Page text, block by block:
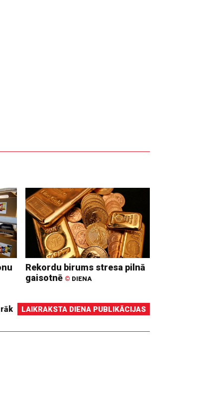
Rekordu birums stresa pilnā
gaisotnē © DIENA
LAIKRAKSTA DIENA PUBLIKĀCIJAS